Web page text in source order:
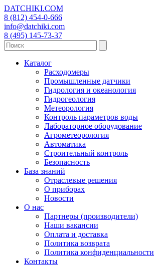
DATCHIKI.COM
8 (812) 454-0-666
info@datchiki.com
8 (495) 145-73-37
Каталог
Расходомеры
Промышленные датчики
Гидрология и океанология
Гидрогеология
Метеорология
Контроль параметров воды
Лабораторное оборудование
Агрометеорология
Автоматика
Строительный контроль
Безопасность
База знаний
Отраслевые решения
О приборах
Новости
О нас
Партнеры (производители)
Наши вакансии
Оплата и доставка
Политика возврата
Политика конфиденциальности
Контакты